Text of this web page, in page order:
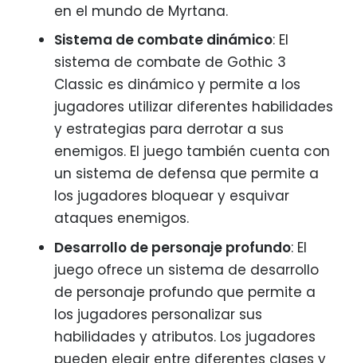
en el mundo de Myrtana.
Sistema de combate dinámico: El
sistema de combate de Gothic 3
Classic es dinámico y permite a los
jugadores utilizar diferentes habilidades
y estrategias para derrotar a sus
enemigos. El juego también cuenta con
un sistema de defensa que permite a
los jugadores bloquear y esquivar
ataques enemigos.
Desarrollo de personaje profundo: El
juego ofrece un sistema de desarrollo
de personaje profundo que permite a
los jugadores personalizar sus
habilidades y atributos. Los jugadores
pueden elegir entre diferentes clases y